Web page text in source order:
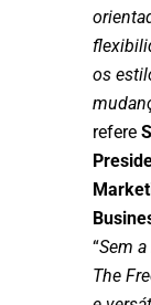
os
refere
“Sem
The